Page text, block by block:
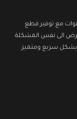
مع توفير قطع
الى نفس المشكلة
بشكل سريع ومتميز.